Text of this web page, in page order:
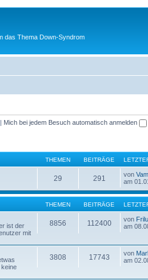
das Thema Down-Syndrom
Mich bei jedem Besuch automatisch anmelden
THEMEN BEITRÄGE
29 291 von
am
THEMEN BEITRÄGE
ist der
mit
8856 112400 von
am
3808 17743 von
am